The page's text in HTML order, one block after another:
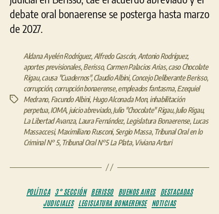
debate oral bonaerense se posterga hasta marzo
de 2027.
Etiquetas
Aldana Ayelén Rodríguez, Alfredo Gascón, Antonio Rodríguez,
aportes previsionales,Berisso, Carmen Palacios Arias,caso Chocolate
Rigau,causa "Cuadernos",Claudio Albini,Concejo Deliberante Berisso,
corrupción, corrupción bonaerense,empleados fantasma,Ezequiel
Medrano, Facundo Albini, Hugo Alconada Mon, inhabilitación
perpetua,IOMA, juicio abreviado,Julio "Chocolate" Rigau,Julio Rigau,
La Libertad Avanza, Laura Fernández, Legislatura Bonaerense, Lucas
Massaccesi, Maximiliano Rusconi, Sergio Massa, Tribunal Oral en lo
Criminal N° 5, Tribunal Oral N°5 La Plata, Viviana Arturi
Categorías
POLÍTICA 3° SECCIÓN BERISSO BUENOS AIRES
DESTACADAS
JUDICIALES LEGISLATURA BONAERENSE NOTICIAS